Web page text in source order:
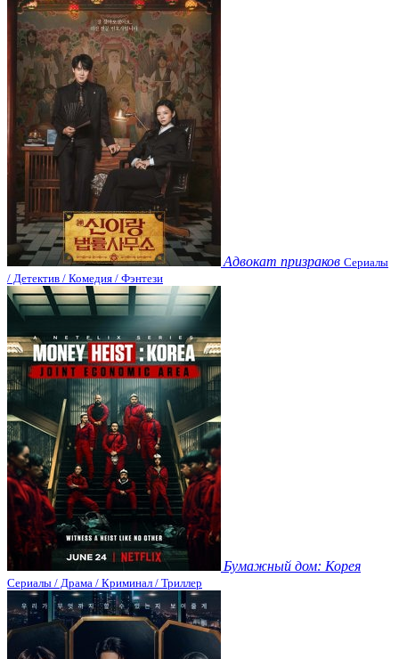
Адвокат призраков Сериалы
/ Детектив / Комедия / Фэнтези
Бумажный дом: Корея
Сериалы / Драма / Криминал / Триллер